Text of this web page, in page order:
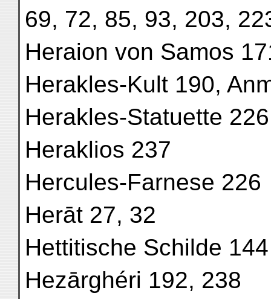
69, 72, 85, 93, 203,
Heraion von Samos
Herakles-Kult 190,
Herakles-Statuette
Heraklios 237
Hercules-Farnese 226
Herāt 27, 32
Hettitische Schilde 144
Hezārghéri 192, 238